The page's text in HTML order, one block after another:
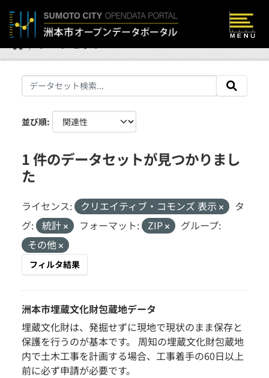
並び順
1 件のデータセットが見つかりまし
た
ライセンス: クリエイティブ・コモンズ 表示
タ
グ: 統計 フォーマット: ZIP
グループ:
その他
フィルタ結果
洲本市埋蔵文化財包蔵地データ
埋蔵文化財は、発掘せずに現地で現状のまま保存と
保護を行うのが基本です。 周知の埋蔵文化財包蔵地
内で土木工事を計画する場合、工事着手の60日以上
前に必ず申請が必要です。